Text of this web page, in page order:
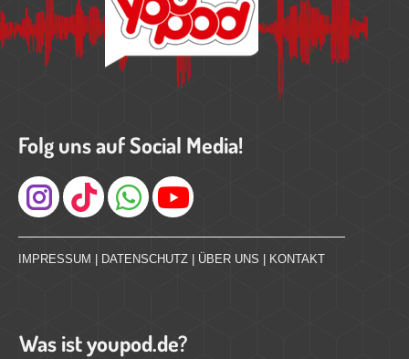
Folg uns auf Social Media!
Instagram
IMPRESSUM DATENSCHUTZ ÜBER UNS KONTAKT
Was ist youpod.de?